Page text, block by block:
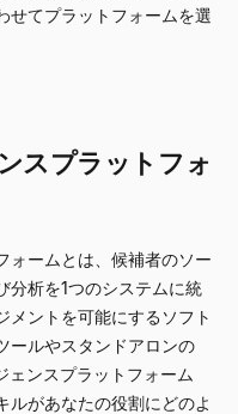
せてプラットフォームを選
スプラットフォ
ォームとは、候補者のソー
分析を1つのシステムに統
メントを可能にするソフト
ールやスタンドアロンの
ェンスプラットフォーム
ルがあなたの役割にどのよ